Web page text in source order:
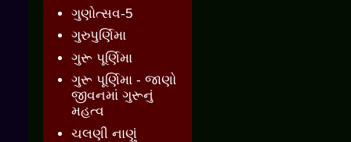
ગુણોત્સવ-5
ગુરુપુર્ણિમા
ગુરૂ પૂર્ણિમા
ગુરૂ પૂર્ણિમા - જાણો
જીવનમાં ગુરૂનું
મહત્વ
ચલણી નાણું